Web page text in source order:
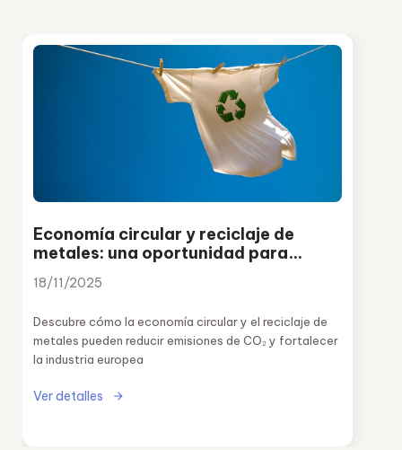
Economía circular y reciclaje de
metales: una oportunidad para
reducir emisiones y reforzar la
industria europea
18/11/2025
Descubre cómo la economía circular y el reciclaje de
metales pueden reducir emisiones de CO₂ y fortalecer
la industria europea
Ver detalles